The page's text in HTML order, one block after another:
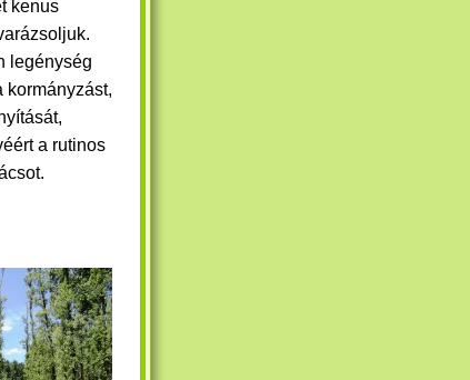
kenus
legénység
kormányzást,
a rutinos